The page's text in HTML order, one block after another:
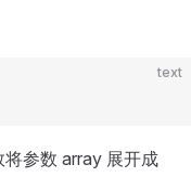
text
参数 array 展开成